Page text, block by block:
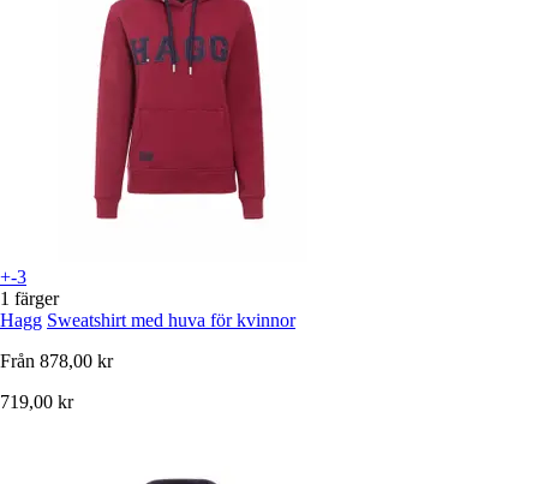
+-3
1 färger
Hagg Sweatshirt med huva för kvinnor
Från 878,00 kr
719,00 kr